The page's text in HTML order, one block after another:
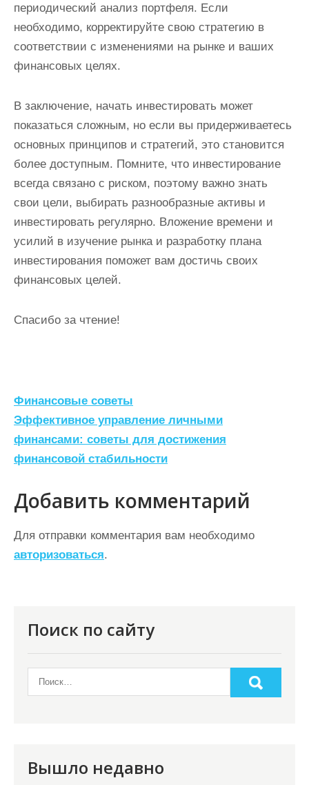
периодический анализ портфеля. Если
необходимо, корректируйте свою стратегию в
соответствии с изменениями на рынке и ваших
финансовых целях.
В заключение, начать инвестировать может
показаться сложным, но если вы придерживаетесь
основных принципов и стратегий, это становится
более доступным. Помните, что инвестирование
всегда связано с риском, поэтому важно знать
свои цели, выбирать разнообразные активы и
инвестировать регулярно. Вложение времени и
усилий в изучение рынка и разработку плана
инвестирования поможет вам достичь своих
финансовых целей.
Спасибо за чтение!
Н
а
в
и
г
а
ц
и
Финансовые советы
Эффективное управление личными
финансами: советы для достижения
финансовой стабильности
Добавить комментарий
Для отправки комментария вам необходимо
авторизоваться.
Поиск по сайту
Вышло недавно